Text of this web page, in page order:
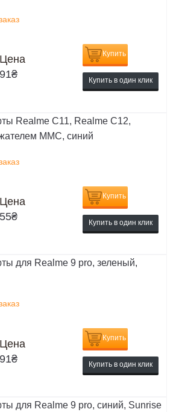
Цена
91₴
Купить
Купить в один клик
Realme C11, Realme C12,
MMC, синий
Цена
55₴
Купить
Купить в один клик
для Realme 9 pro, зеленый,
Цена
91₴
Купить
Купить в один клик
для Realme 9 pro, синий, Sunrise